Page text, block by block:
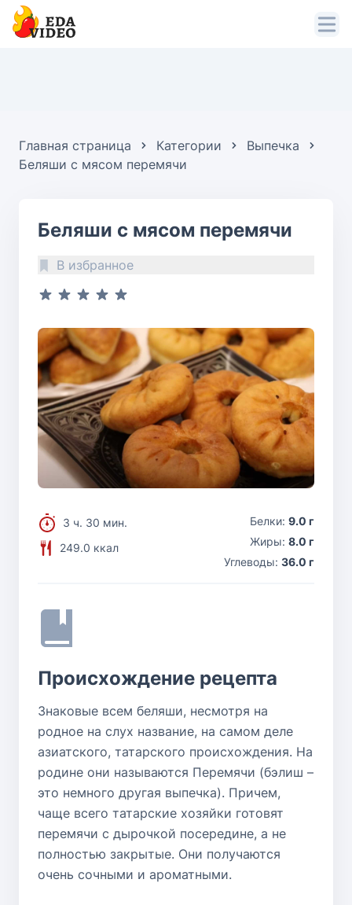
Главная страница Категории
Выпечка
Беляши с мясом перемячи
Беляши с мясом перемячи
В избранное
3 ч. 30 мин.
249.0 ккал
Белки: 9.0 г
Жиры: 8.0 г
Углеводы: 36.0 г
Происхождение рецепта
Знаковые всем беляши, несмотря на
родное на слух название, на самом деле
азиатского, татарского происхождения. На
родине они называются Перемячи (бэлиш –
это немного другая выпечка). Причем,
чаще всего татарские хозяйки готовят
перемячи с дырочкой посередине, а не
полностью закрытые. Они получаются
очень сочными и ароматными.